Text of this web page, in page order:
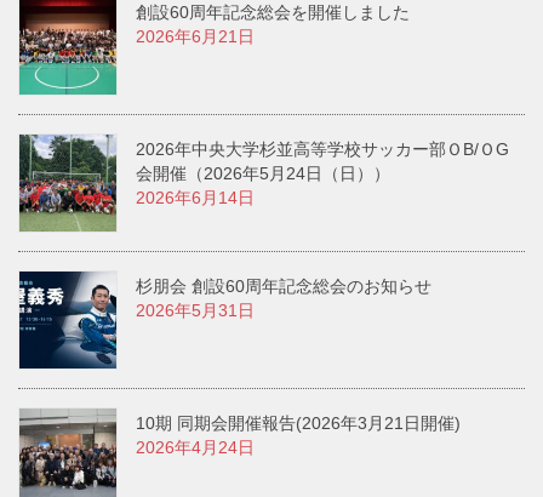
創設60周年記念総会を開催しました
2026年6月21日
2026年中央大学杉並高等学校サッカー部ＯB/ＯG
会開催（2026年5月24日（日））
2026年6月14日
杉朋会 創設60周年記念総会のお知らせ
2026年5月31日
10期 同期会開催報告(2026年3月21日開催)
2026年4月24日